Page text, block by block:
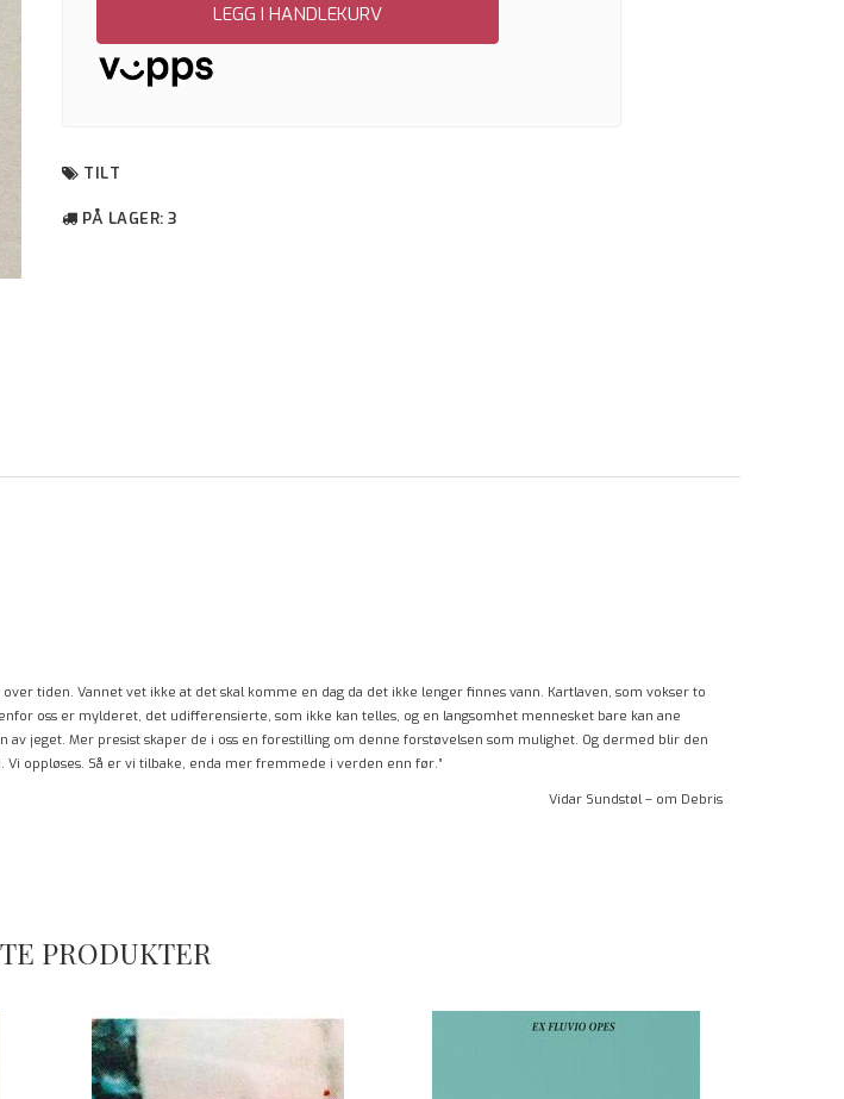
LEGG I HANDLEKURV
TILT
PÅ LAGER: 3
tiden. Vannet vet ikke at det skal komme en dag da det ikke lenger finnes vann. Kartlaven, som vokser to
oss er mylderet, det udifferensierte, som ikke kan telles, og en langsomhet mennesket bare kan ane
jeget. Mer presist skaper de i oss en forestilling om denne forstøvelsen som mulighet. Og dermed blir den
oppløses. Så er vi tilbake, enda mer fremmede i verden enn før.”
Vidar Sundstøl – om Debris
PRODUKTER